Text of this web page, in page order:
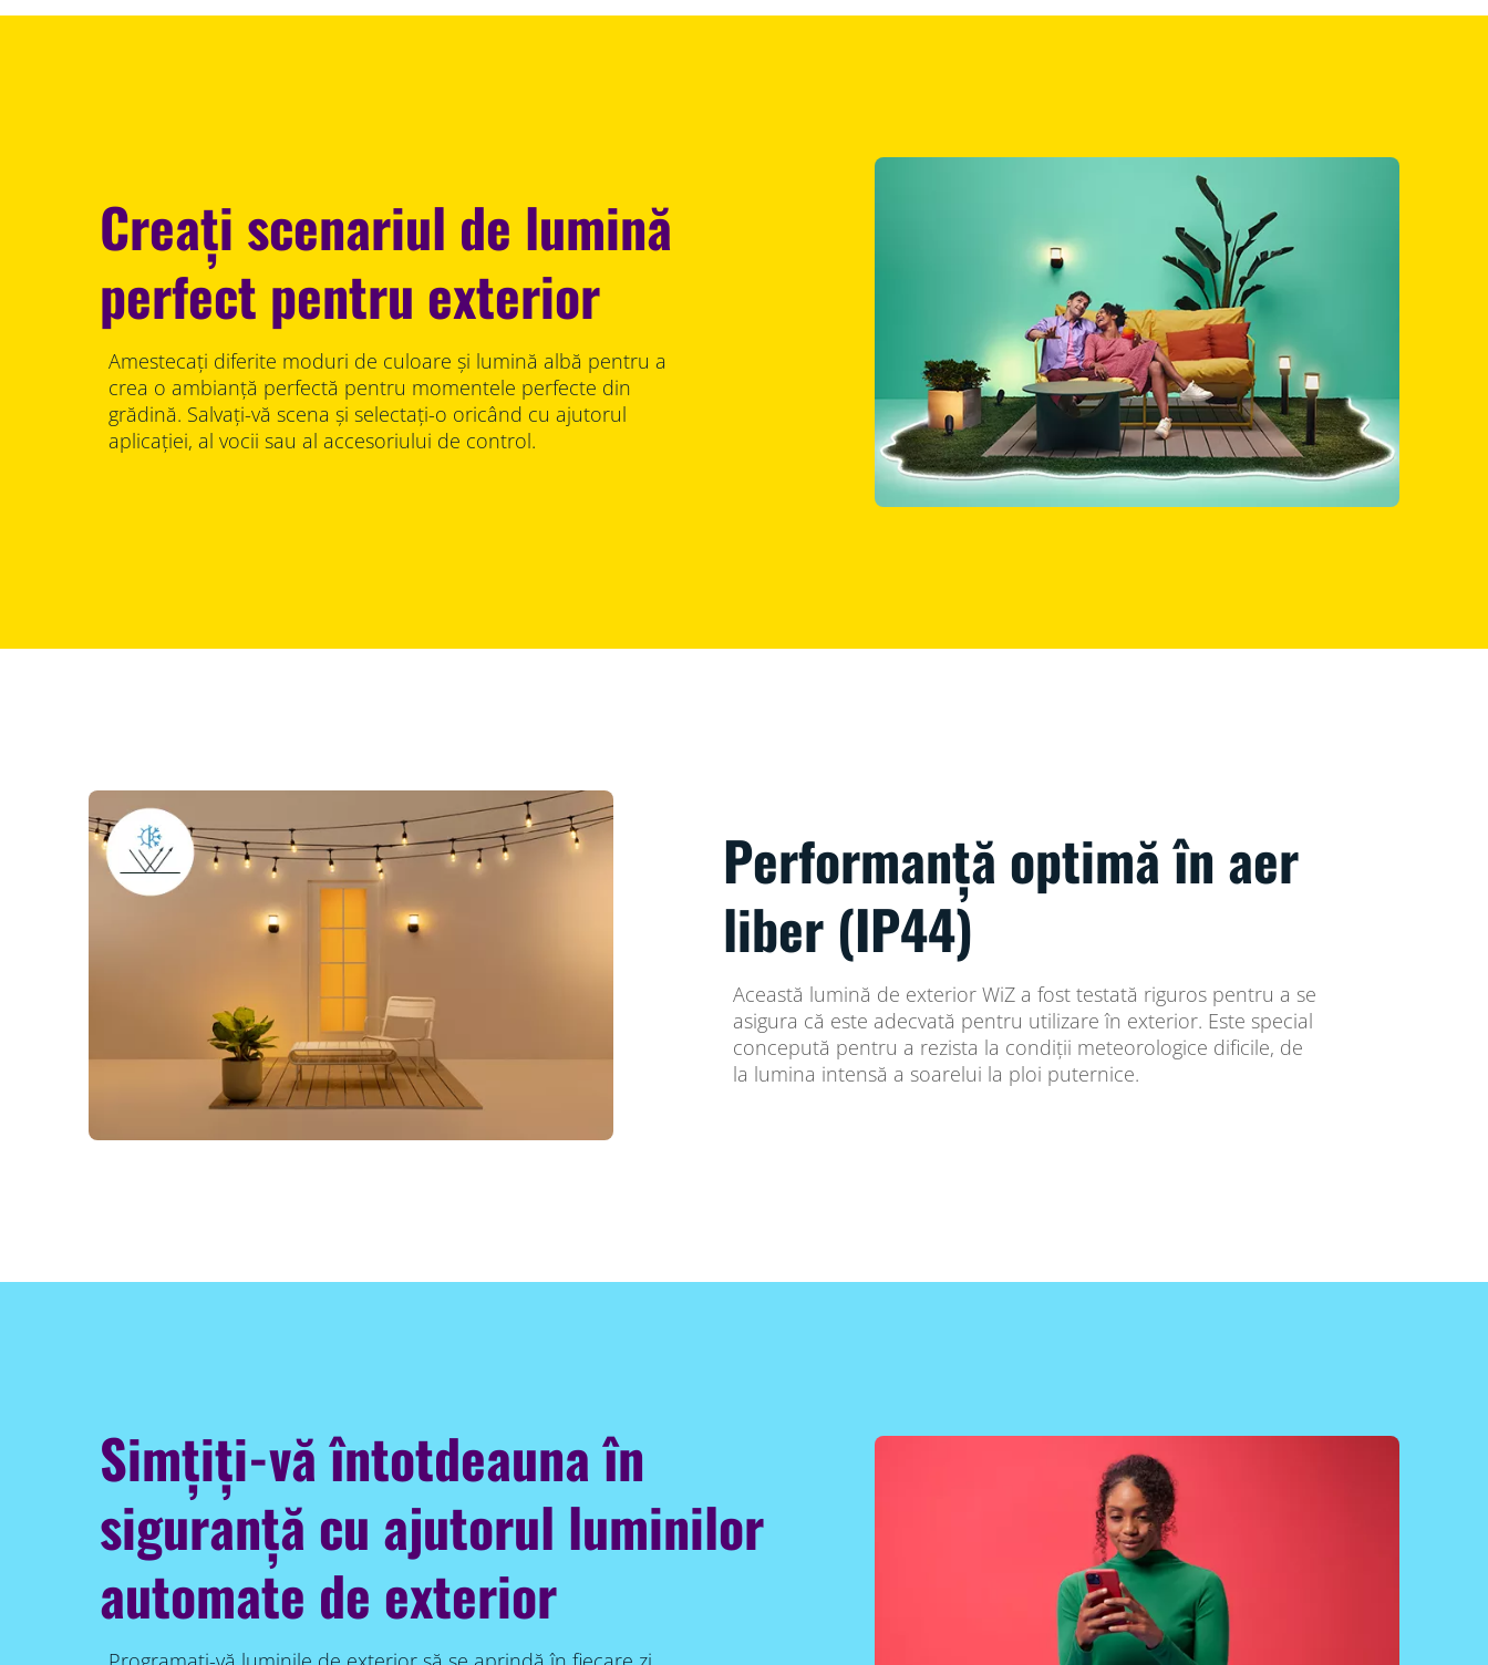
Creați scenariul de lumină
perfect pentru exterior
Amestecați diferite moduri de culoare și lumină albă pentru a
crea o ambianță perfectă pentru momentele perfecte din
grădină. Salvați-vă scena și selectați-o oricând cu ajutorul
aplicației, al vocii sau al accesoriului de control.
Performanță optimă în aer
liber (IP44)
Această lumină de exterior WiZ a fost testată riguros pentru a se
asigura că este adecvată pentru utilizare în exterior. Este special
concepută pentru a rezista la condiții meteorologice dificile, de
la lumina intensă a soarelui la ploi puternice.
Simțiți-vă întotdeauna în
siguranță cu ajutorul luminilor
automate de exterior